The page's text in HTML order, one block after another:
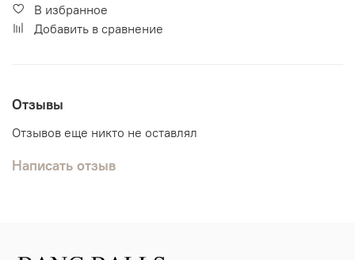
В избранное
Добавить в сравнение
Отзывы
Отзывов еще никто не оставлял
Написать отзыв